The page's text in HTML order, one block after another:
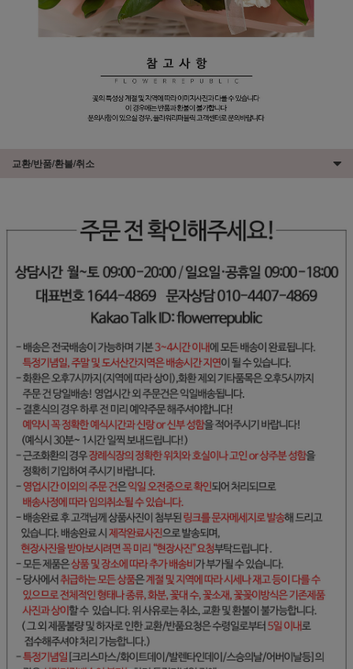
교환/반품/환불/취소